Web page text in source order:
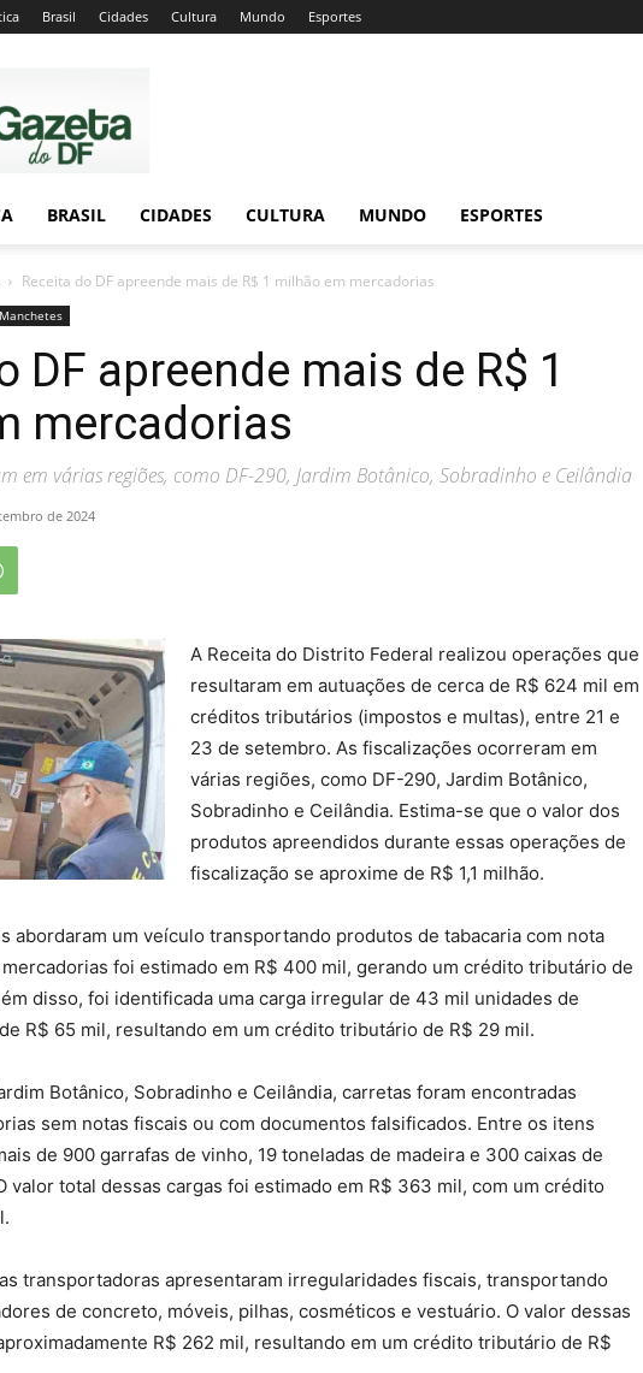
Brasil Cidades Cultura Mundo Esportes
do
DF
BRASIL CIDADES CULTURA MUNDO ESPORTES
Receita do DF apreende mais de R$ 1 milhão em mercadorias
Manchetes
DF apreende mais de R$ 1
mercadorias
em várias regiões, como DF-290, Jardim Botânico, Sobradinho e Ceilândia
de 2024
A Receita do Distrito Federal realizou operações que
resultaram em autuações de cerca de R$ 624 mil em
créditos tributários (impostos e multas), entre 21 e
23 de setembro. As fiscalizações ocorreram em
várias regiões, como DF-290, Jardim Botânico,
Sobradinho e Ceilândia. Estima-se que o valor dos
produtos apreendidos durante essas operações de
fiscalização se aproxime de R$ 1,1 milhão.
abordaram um veículo transportando produtos de tabacaria com nota
foi estimado em R$ 400 mil, gerando um crédito tributário de
disso, foi identificada uma carga irregular de 43 mil unidades de
R$ 65 mil, resultando em um crédito tributário de R$ 29 mil.
Botânico, Sobradinho e Ceilândia, carretas foram encontradas
sem notas fiscais ou com documentos falsificados. Entre os itens
de 900 garrafas de vinho, 19 toneladas de madeira e 300 caixas de
valor total dessas cargas foi estimado em R$ 363 mil, com um crédito
transportadoras apresentaram irregularidades fiscais, transportando
de concreto, móveis, pilhas, cosméticos e vestuário. O valor dessas
R$ 262 mil, resultando em um crédito tributário de R$